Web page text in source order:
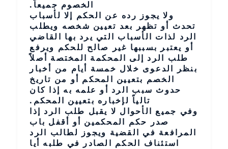
الخصوم جميعاً.
ولا يجوز رده عن الحكم إلا لأسباب
تحدث أو تظهر بعد تعيين شخصه ويطلب
الرد لذات الأسباب التي يرد بها القاضي
أو يعتبر بسببها غير صالح للحكم ويرفع
طلب الرد إلى المحكمة المختصة أصلاً
بنظر الدعوى خلال خمسة أيام من أخبار
الخصم بتعيين المحكم أو من تاريخ
حدوث سبب الرد أو علمه به إذا كان
تالياً لإخباره بتعيين المحكم.
وفي جميع الأحوال لا يقبل طلب الرد إذا
صدر حكم المحكمين أو أقفل باب
المرافعة في القضية ويجوز لطالب الرد
استئناف الحكم الصادر في طلبه أيا